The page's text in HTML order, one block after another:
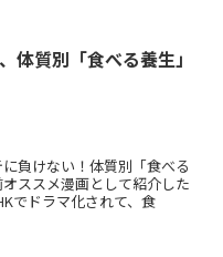
体質別「食べる養生」
負けない！体質別「食べる
ススメ漫画として紹介した
でドラマ化されて、食